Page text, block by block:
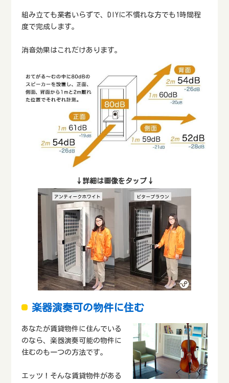
組み立ても業者いらずで、DIYに不慣れな方でも1時間程
度で完成します。
消音効果はこれだけあります。
↓詳細は画像をタップ↓
楽器演奏可の物件に住む
あなたが賃貸物件に住んでいる
のなら、楽器演奏可能の物件に
住むのも一つの方法です。
エッツ！そんな賃貸物件がある